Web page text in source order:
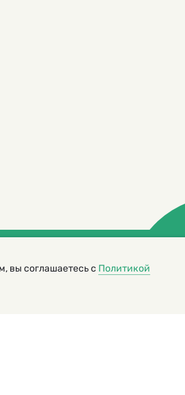
вы соглашаетесь с Политикой